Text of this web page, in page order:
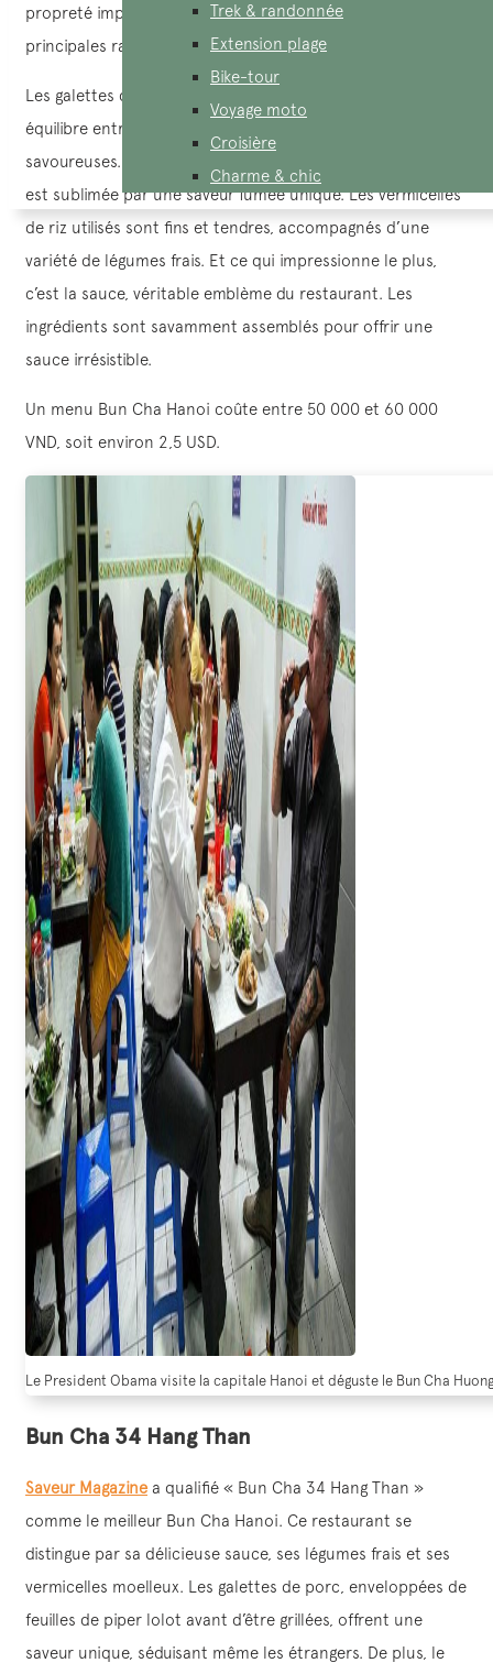
Trek & randonnée
Extension plage
Bike-tour
Voyage moto
Croisière
Charme & chic
propreté impeccable et le Bun Cha savoureux en sont les
principales raisons.
Les galettes de viande grillée, à base de porc avec un bon
équilibre entre le maigre et le gras, sont tendres et
savoureuses. La viande, marinée avec des oignons hachés,
est sublimée par une saveur fumée unique. Les vermicelles
de riz utilisés sont fins et tendres, accompagnés d’une
variété de légumes frais. Et ce qui impressionne le plus,
c’est la sauce, véritable emblème du restaurant. Les
ingrédients sont savamment assemblés pour offrir une
sauce irrésistible.
Un menu Bun Cha Hanoi coûte entre 50 000 et 60 000
VND, soit environ 2,5 USD.
Le President Obama visite la capitale Hanoi et déguste le Bun Cha
Bun Cha 34 Hang Than
Saveur Magazinea qualifié « Bun Cha 34 Hang Than »
comme le meilleur Bun Cha Hanoi. Ce restaurant se
distingue par sa délicieuse sauce, ses légumes frais et ses
vermicelles moelleux. Les galettes de porc, enveloppées de
feuilles de piper lolot avant d’être grillées, offrent une
saveur unique, séduisant même les étrangers. De plus, le